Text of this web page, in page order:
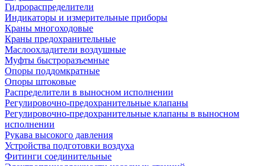
Гидрораспределители
Индикаторы и измерительные приборы
Краны многоходовые
Краны предохранительные
Маслоохладители воздушные
Муфты быстроразъемные
Опоры поддомкратные
Опоры штоковые
Распределители в выносном исполнении
Регулировочно-предохранительные клапаны
Регулировочно-предохранительные клапаны в выносном
исполнении
Рукава высокого давления
Устройства подготовки воздуха
Фитинги соединительные